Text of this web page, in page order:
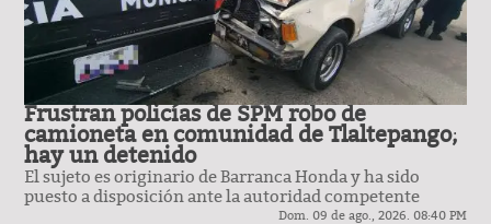
Frustran policías de SPM robo de
camioneta en comunidad de Tlaltepango;
hay un detenido
El sujeto es originario de Barranca Honda y ha sido
puesto a disposición ante la autoridad competente
Dom. 09 de ago., 2026. 08:40 PM